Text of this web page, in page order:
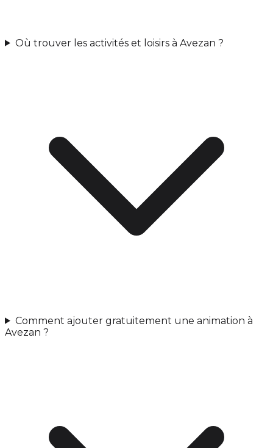
Où trouver les activités et loisirs à Avezan ?
Comment ajouter gratuitement une animation à
Avezan ?